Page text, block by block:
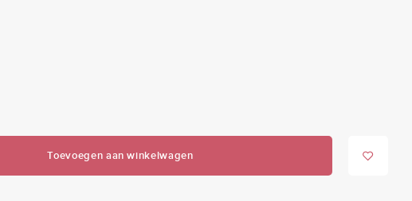
Toevoegen aan winkelwagen